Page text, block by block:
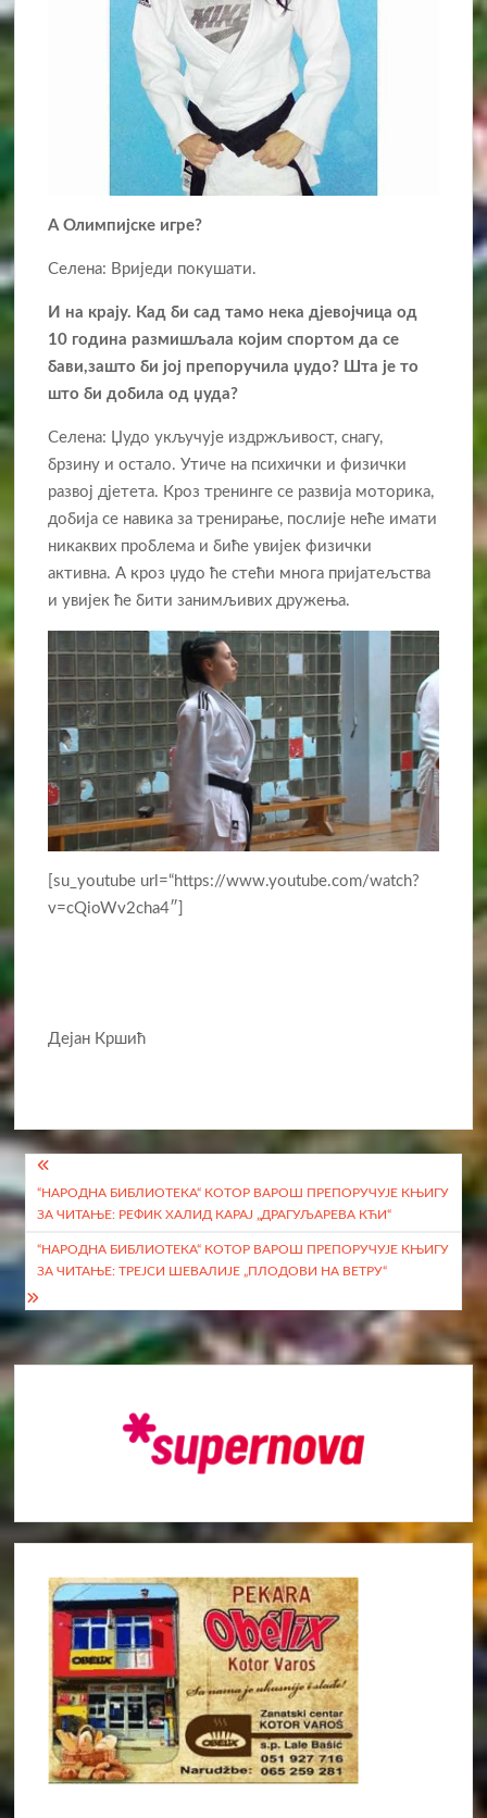
А Олимпијске игре?
Селена: Вриједи покушати.
И на крају. Кад би сад тамо нека дјевојчица од
10 година размишљала којим спортом да се
бави,зашто би јој препоручила џудо? Шта је то
што би добила од џуда?
Селена: Џудо укључује издржљивост, снагу,
брзину и остало. Утиче на психички и физички
развој дјетета. Кроз тренинге се развија моторика,
добија се навика за тренирање, послије неће имати
никаквих проблема и биће увијек физички
активна. А кроз џудо ће стећи многа пријатељства
и увијек ће бити занимљивих дружења.
[su_youtube url=“https://www.youtube.com/watch?
v=cQioWv2cha4″]
Дејан Кршић
Кретање
чланка
“НАРОДНА БИБЛИОТЕКА“ КОТОР ВАРОШ ПРЕПОРУЧУЈЕ КЊИГУ
ЗА ЧИТАЊЕ: РЕФИК ХАЛИД КАРАЈ „ДРАГУЉАРЕВА КЋИ“
“НАРОДНА БИБЛИОТЕКА“ КОТОР ВАРОШ ПРЕПОРУЧУЈЕ КЊИГУ
ЗА ЧИТАЊЕ: ТРЕЈСИ ШЕВАЛИЈЕ „ПЛОДОВИ НА ВЕТРУ“